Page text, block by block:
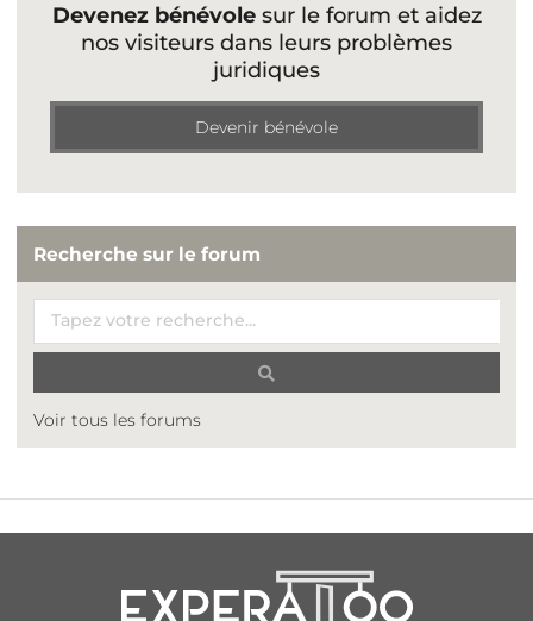
Devenez bénévolesur le forum et aidez
nos visiteurs dans leurs problèmes
juridiques
Devenir bénévole
Recherche sur le forum
Voir tous les forums